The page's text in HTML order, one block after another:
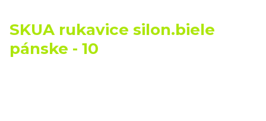
SKUA rukavice silon.biele
pánske - 10